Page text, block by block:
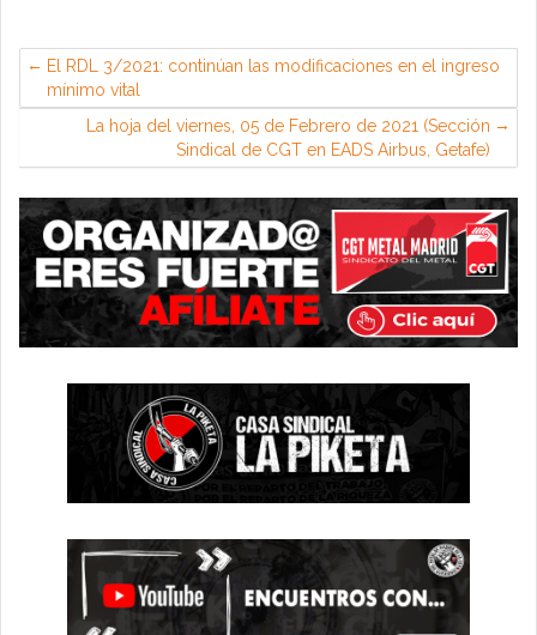
El RDL 3/2021: continúan las modificaciones en el ingreso
mínimo vital
La hoja del viernes, 05 de Febrero de 2021 (Sección
Sindical de CGT en EADS Airbus, Getafe)